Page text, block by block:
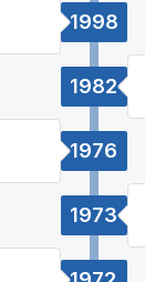
1998
1982
1976
1973